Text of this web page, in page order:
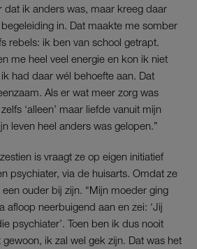
dat ik anders was, maar kreeg daar
in. Dat maakte me somber
rebels: ik ben van school getrapt.
me heel veel energie en kon ik niet
had daar wél behoefte aan. Dat
Als er wat meer zorg was
‘alleen’ maar liefde vanuit mijn
leven heel anders was gelopen.”
is vraagt ze op eigen initiatief
psychiater, via de huisarts. Omdat ze
ouder bij zijn. “Mijn moeder ging
afloop neerbuigend aan en zei: ‘Jij
psychiater’. Toen ben ik dus nooit
ik zal wel gek zijn. Dat was het